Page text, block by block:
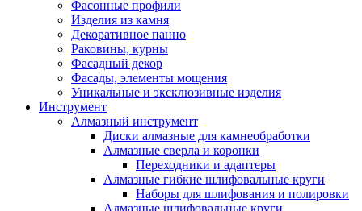
Фасонные профили
Изделия из камня
Декоративное панно
Раковины, курны
Фасадный декор
Фасады, элементы мощения
Уникальные и эксклюзивные изделия
Инструмент
Алмазный инструмент
Диски алмазные для камнеобработки
Алмазные сверла и коронки
Переходники и адаптеры
Алмазные гибкие шлифовальные круги
Наборы для шлифования и полировки
Алмазные шлифовальные круги